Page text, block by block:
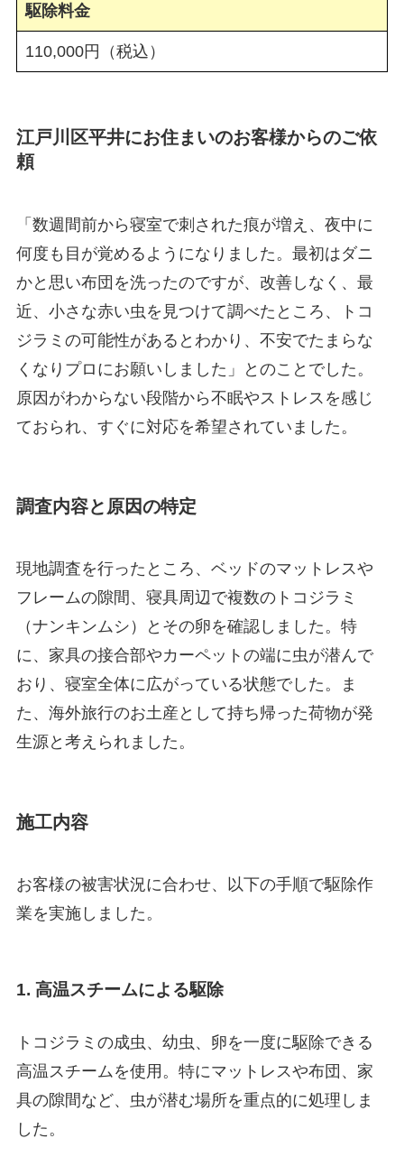
駆除料金
110,000円（税込）
江戸川区平井にお住まいのお客様からのご依
頼
「数週間前から寝室で刺された痕が増え、夜中に
何度も目が覚めるようになりました。最初はダニ
かと思い布団を洗ったのですが、改善しなく、最
近、小さな赤い虫を見つけて調べたところ、トコ
ジラミの可能性があるとわかり、不安でたまらな
くなりプロにお願いしました」とのことでした。
原因がわからない段階から不眠やストレスを感じ
ておられ、すぐに対応を希望されていました。
調査内容と原因の特定
現地調査を行ったところ、ベッドのマットレスや
フレームの隙間、寝具周辺で複数のトコジラミ
（ナンキンムシ）とその卵を確認しました。特
に、家具の接合部やカーペットの端に虫が潜んで
おり、寝室全体に広がっている状態でした。ま
た、海外旅行のお土産として持ち帰った荷物が発
生源と考えられました。
施工内容
お客様の被害状況に合わせ、以下の手順で駆除作
業を実施しました。
1. 高温スチームによる駆除
トコジラミの成虫、幼虫、卵を一度に駆除できる
高温スチームを使用。特にマットレスや布団、家
具の隙間など、虫が潜む場所を重点的に処理しま
した。